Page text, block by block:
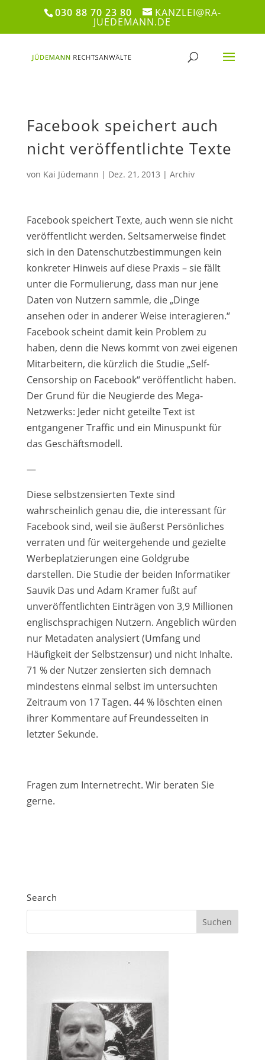
030 88 70 23 80 KANZLEI@RA-
JUEDEMANN.DE
Facebook speichert auch
nicht veröffentlichte Texte
von Kai Jüdemann | Dez. 21, 2013 | Archiv
Facebook speichert Texte, auch wenn sie nicht
veröffentlicht werden. Seltsamerweise findet
sich in den Datenschutzbestimmungen kein
konkreter Hinweis auf diese Praxis – sie fällt
unter die Formulierung, dass man nur jene
Daten von Nutzern sammle, die „Dinge
ansehen oder in anderer Weise interagieren.“
Facebook scheint damit kein Problem zu
haben, denn die News kommt von zwei eigenen
Mitarbeitern, die kürzlich die Studie „Self-
Censorship on Facebook“ veröffentlicht haben.
Der Grund für die Neugierde des Mega-
Netzwerks: Jeder nicht geteilte Text ist
entgangener Traffic und ein Minuspunkt für
das Geschäftsmodell.
—
Diese selbstzensierten Texte sind
wahrscheinlich genau die, die interessant für
Facebook sind, weil sie äußerst Persönliches
verraten und für weitergehende und gezielte
Werbeplatzierungen eine Goldgrube
darstellen. Die Studie der beiden Informatiker
Sauvik Das und Adam Kramer fußt auf
unveröffentlichten Einträgen von 3,9 Millionen
englischsprachigen Nutzern. Angeblich würden
nur Metadaten analysiert (Umfang und
Häufigkeit der Selbstzensur) und nicht Inhalte.
71 % der Nutzer zensierten sich demnach
mindestens einmal selbst im untersuchten
Zeitraum von 17 Tagen. 44 % löschten einen
ihrer Kommentare auf Freundesseiten in
letzter Sekunde.
Fragen zum Internetrecht. Wir beraten Sie
gerne.
Search